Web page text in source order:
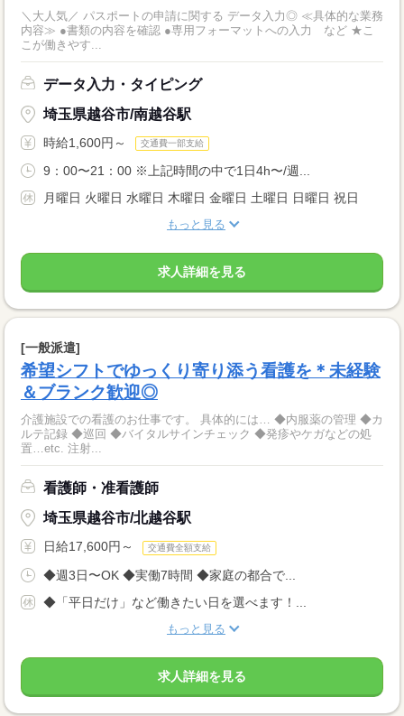
＼大人気／ パスポートの申請に関する データ入力◎ ≪具体的な業務
内容≫ ●書類の内容を確認 ●専用フォーマットへの入力 など ★こ
こが働きやす...
データ入力・タイピング
埼玉県越谷市/南越谷駅
時給1,600円～ 交通費一部支給
9：00〜21：00 ※上記時間の中で1日4h〜/週...
月曜日 火曜日 水曜日 木曜日 金曜日 土曜日 日曜日 祝日
もっと見る
求人詳細を見る
[一般派遣]
希望シフトでゆっくり寄り添う看護を＊未経験
＆ブランク歓迎◎
介護施設での看護のお仕事です。 具体的には… ◆内服薬の管理 ◆カ
ルテ記録 ◆巡回 ◆バイタルサインチェック ◆発疹やケガなどの処
置…etc. 注射...
看護師・准看護師
埼玉県越谷市/北越谷駅
日給17,600円～ 交通費全額支給
◆週3日〜OK ◆実働7時間 ◆家庭の都合で...
◆「平日だけ」など働きたい日を選べます！...
もっと見る
求人詳細を見る